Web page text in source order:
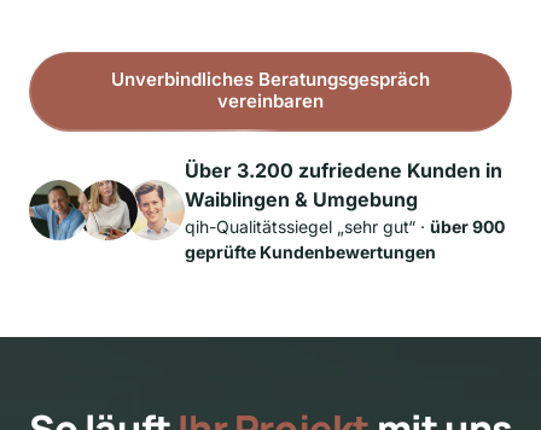
Unverbindliches Beratungsgespräch
vereinbaren
Über 3.200 zufriedene Kunden in
Waiblingen & Umgebung
qih-Qualitätssiegel „sehr gut“ · über 900
geprüfte Kundenbewertungen